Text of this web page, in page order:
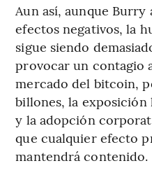
Aun así, aunque
efectos negativos, la
sigue siendo
provocar un contagio
mercado del bitcoin,
billones, la exposición
y la adopción
que cualquier efecto
mantendrá contenido.